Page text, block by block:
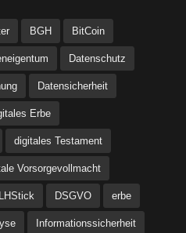
BGH BitCoin
Datenschutz
Datensicherheit
Erbe
digitales Testament
Vorsorgevollmacht
DSGVO erbe
Informationssicherheit